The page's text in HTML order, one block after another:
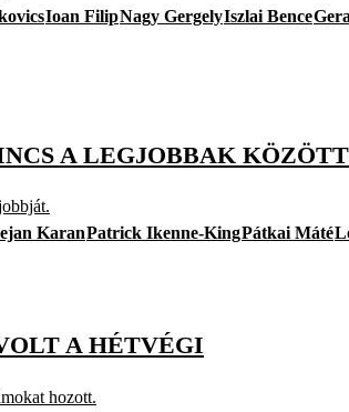
Ioan FilipNagy GergelyIszlai Bence
A LEGJOBBAK KÖZÖTT
KaranPatrick Ikenne-KingPátkai Máté
A HÉTVÉGI
hozott.